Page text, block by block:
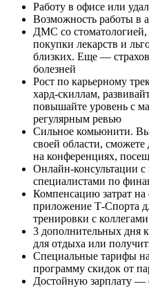
Работу в офисе или
Возможность работы в
ДМС со
покупки лекарств и
близких. Еще —
болезней
Рост по карьерному
хард-скиллам,
повышайте уровень с
регулярным ревью
Сильное комьюнити. Вы
своей области,
на конференциях,
Онлайн-консультации
специалистами по
Компенсацию затрат
приложение Т-Спорта
тренировки с коллегами
3 дополнительных дня
для отдыха или
Специальные тарифы
программу скидок от
Достойную зарплату —